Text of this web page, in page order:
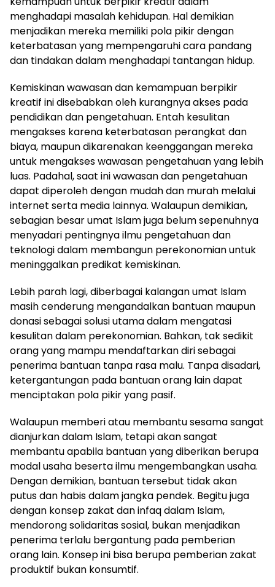
menghadapi masalah kehidupan. Hal demikian
menjadikan mereka memiliki pola pikir dengan
keterbatasan yang mempengaruhi cara pandang
dan tindakan dalam menghadapi tantangan hidup.
Kemiskinan wawasan dan kemampuan berpikir
kreatif ini disebabkan oleh kurangnya akses pada
pendidikan dan pengetahuan. Entah kesulitan
mengakses karena keterbatasan perangkat dan
biaya, maupun dikarenakan keenggangan mereka
untuk mengakses wawasan pengetahuan yang lebih
luas. Padahal, saat ini wawasan dan pengetahuan
dapat diperoleh dengan mudah dan murah melalui
internet serta media lainnya. Walaupun demikian,
sebagian besar umat Islam juga belum sepenuhnya
menyadari pentingnya ilmu pengetahuan dan
teknologi dalam membangun perekonomian untuk
meninggalkan predikat kemiskinan.
Lebih parah lagi, diberbagai kalangan umat Islam
masih cenderung mengandalkan bantuan maupun
donasi sebagai solusi utama dalam mengatasi
kesulitan dalam perekonomian. Bahkan, tak sedikit
orang yang mampu mendaftarkan diri sebagai
penerima bantuan tanpa rasa malu. Tanpa disadari,
ketergantungan pada bantuan orang lain dapat
menciptakan pola pikir yang pasif.
Walaupun memberi atau membantu sesama sangat
dianjurkan dalam Islam, tetapi akan sangat
membantu apabila bantuan yang diberikan berupa
modal usaha beserta ilmu mengembangkan usaha.
Dengan demikian, bantuan tersebut tidak akan
putus dan habis dalam jangka pendek. Begitu juga
dengan konsep zakat dan infaq dalam Islam,
mendorong solidaritas sosial, bukan menjadikan
penerima terlalu bergantung pada pemberian
orang lain. Konsep ini bisa berupa pemberian zakat
produktif bukan konsumtif.